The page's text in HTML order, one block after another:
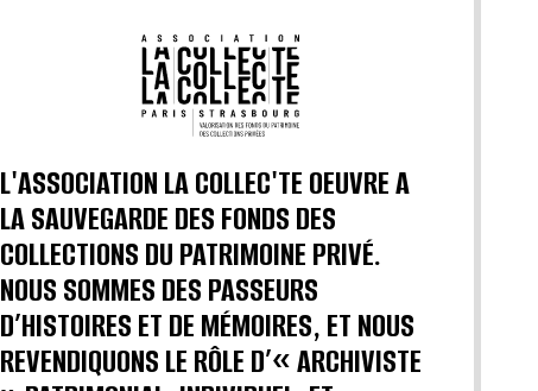
L'ASSOCIATION LA COLLEC'TE OEUVRE A
LA SAUVEGARDE DES FONDS DES
COLLECTIONS DU PATRIMOINE PRIVÉ.
NOUS SOMMES DES PASSEURS
D’HISTOIRES ET DE MÉMOIRES, ET NOUS
REVENDIQUONS LE RÔLE D’« ARCHIVISTE